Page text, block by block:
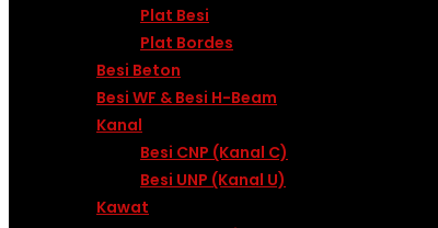
Plat Besi
Plat Bordes
Besi Beton
Besi WF & Besi H-Beam
Kanal
Besi CNP (Kanal C)
Besi UNP (Kanal U)
Kawat